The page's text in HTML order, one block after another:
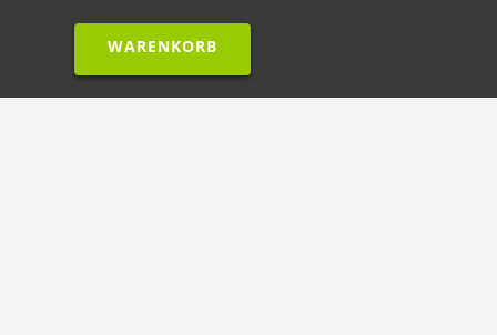
WARENKORB